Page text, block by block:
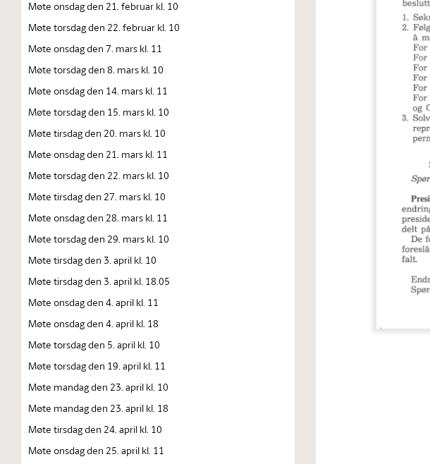
Møte onsdag den 21. februar kl. 10
Møte torsdag den 22. februar kl. 10
Møte onsdag den 7. mars kl. 11
Møte torsdag den 8. mars kl. 10
Møte onsdag den 14. mars kl. 11
Møte torsdag den 15. mars kl. 10
Møte tirsdag den 20. mars kl. 10
Møte onsdag den 21. mars kl. 11
Møte torsdag den 22. mars kl. 10
Møte tirsdag den 27. mars kl. 10
Møte onsdag den 28. mars kl. 11
Møte torsdag den 29. mars kl. 10
Møte tirsdag den 3. april kl. 10
Møte tirsdag den 3. april kl. 18.05
Møte onsdag den 4. april kl. 11
Møte onsdag den 4. april kl. 18
Møte torsdag den 5. april kl. 10
Møte torsdag den 19. april kl. 11
Møte mandag den 23. april kl. 10
Møte mandag den 23. april kl. 18
Møte tirsdag den 24. april kl. 10
Møte onsdag den 25. april kl. 11